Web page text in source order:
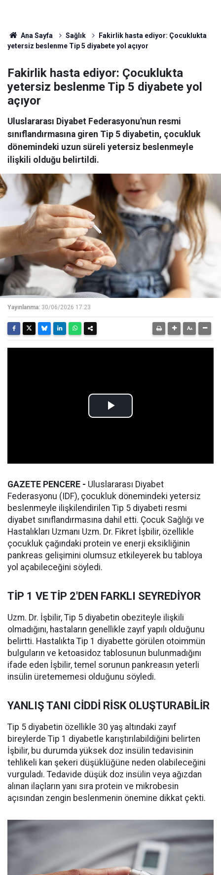
Ana Sayfa Sağlık
Fakirlik hasta ediyor: Çocuklukta
yetersiz beslenme Tip 5 diyabete yol açıyor
Fakirlik hasta ediyor: Çocuklukta
yetersiz beslenme Tip 5 diyabete yol
açıyor
Uluslararası Diyabet Federasyonu'nun resmi
sınıflandırmasına giren Tip 5 diyabetin, çocukluk
dönemindeki uzun süreli yetersiz beslenmeyle
ilişkili olduğu belirtildi.
Yayınlanma: 30/06/2026 17:23
GAZETE PENCERE - Uluslararası Diyabet
Federasyonu (IDF), çocukluk dönemindeki yetersiz
beslenmeyle ilişkilendirilen Tip 5 diyabeti resmi
diyabet sınıflandırmasına dahil etti. Çocuk Sağlığı ve
Hastalıkları Uzmanı Uzm. Dr. Fikret İşbilir, özellikle
çocukluk çağındaki protein ve enerji eksikliğinin
pankreas gelişimini olumsuz etkileyerek bu tabloya
yol açabileceğini söyledi.
TİP 1 VE TİP 2'DEN FARKLI SEYREDİYOR
Uzm. Dr. İşbilir, Tip 5 diyabetin obeziteyle ilişkili
olmadığını, hastaların genellikle zayıf yapılı olduğunu
belirtti. Hastalıkta Tip 1 diyabette görülen otoimmün
bulguların ve ketoasidoz tablosunun bulunmadığını
ifade eden İşbilir, temel sorunun pankreasın yeterli
insülin üretememesi olduğunu söyledi.
YANLIŞ TANI CİDDİ RİSK OLUŞTURABİLİR
Tip 5 diyabetin özellikle 30 yaş altındaki zayıf
bireylerde Tip 1 diyabetle karıştırılabildiğini belirten
İşbilir, bu durumda yüksek doz insülin tedavisinin
tehlikeli kan şekeri düşüklüğüne neden olabileceğini
vurguladı. Tedavide düşük doz insülin veya ağızdan
alınan ilaçların yanı sıra protein ve mikrobesin
açısından zengin beslenmenin önemine dikkat çekti.